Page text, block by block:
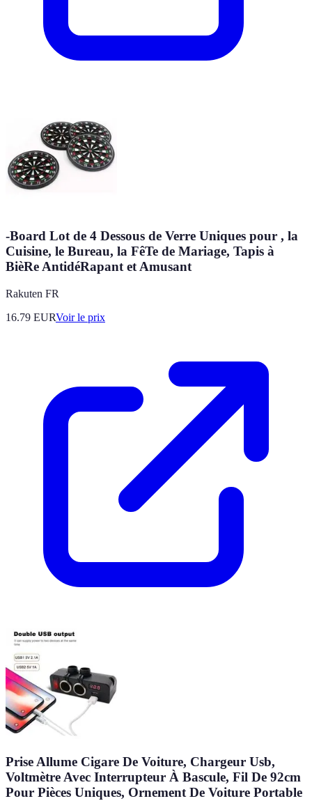
-Board Lot de 4 Dessous de Verre Uniques pour , la
Cuisine, le Bureau, la FêTe de Mariage, Tapis à
BièRe AntidéRapant et Amusant
Rakuten FR
16.79 EURVoir le prix
Prise Allume Cigare De Voiture, Chargeur Usb,
Voltmètre Avec Interrupteur À Bascule, Fil De 92cm
Pour Pièces Uniques, Ornement De Voiture Portable